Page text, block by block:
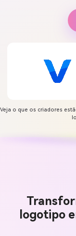
Veja o que os criadores
logotipo